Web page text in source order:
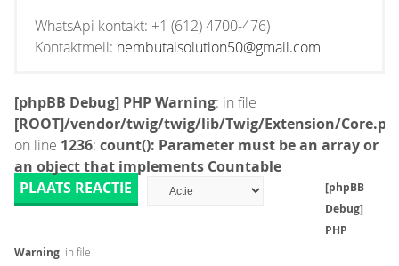
WhatsApi kontakt: +1 (612) 4700-476)
Kontaktmeil: nembutalsolution50@gmail.com
[phpBB Debug] PHP Warning: in file
[ROOT]/vendor/twig/twig/lib/Twig/Extension/
on line 1236: count(): Parameter must be an array or
an object that implements Countable
PLAATS REACTIE
[phpBB
Debug]
PHP
Warning: in file